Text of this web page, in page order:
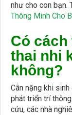
như cho con bạn.
Thông Minh Cho
Có cách
thai nhi
không?
Cân nặng khi
phát triển trí
cứu, các nhà